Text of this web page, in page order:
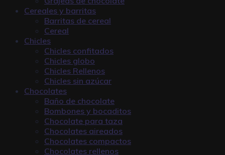
Cereales y barritas
Barritas de cereal
Cereal
Chicles
Chicles confitados
Chicles globo
Chicles Rellenos
Chicles sin azúcar
Chocolates
Baño de chocolate
Bombones y bocaditos
Chocolate para taza
Chocolates aireados
Chocolates compactos
Chocolates rellenos